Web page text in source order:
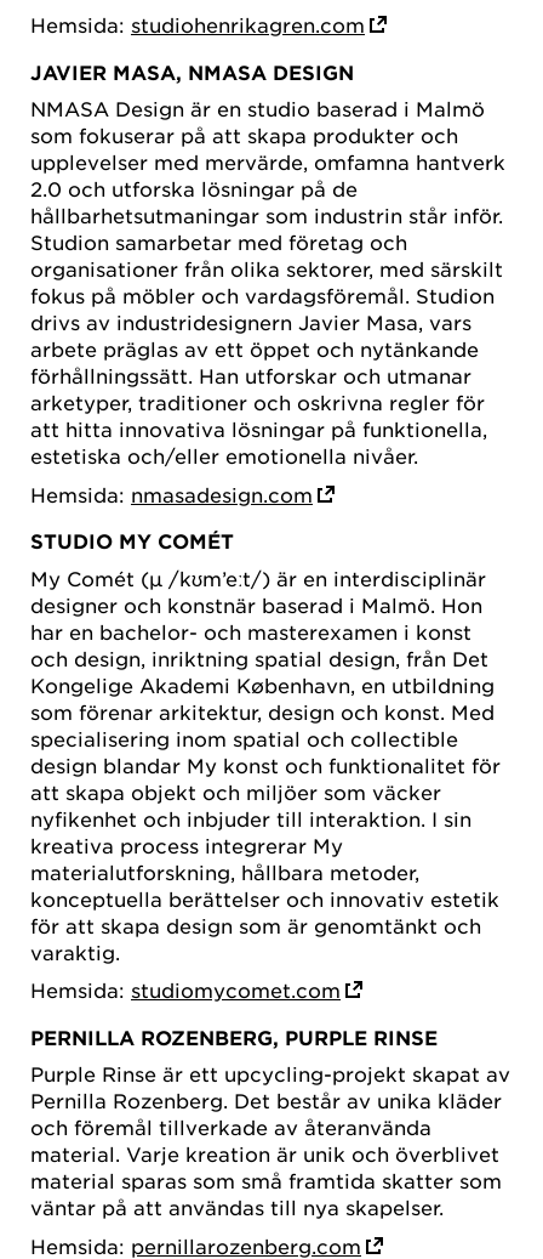
Hemsida: studiohenrikagren.com
JAVIER MASA, NMASA DESIGN
NMASA Design är en studio baserad i Malmö
som fokuserar på att skapa produkter och
upplevelser med mervärde, omfamna hantverk
2.0 och utforska lösningar på de
hållbarhetsutmaningar som industrin står inför.
Studion samarbetar med företag och
organisationer från olika sektorer, med särskilt
fokus på möbler och vardagsföremål. Studion
drivs av industridesignern Javier Masa, vars
arbete präglas av ett öppet och nytänkande
förhållningssätt. Han utforskar och utmanar
arketyper, traditioner och oskrivna regler för
att hitta innovativa lösningar på funktionella,
estetiska och/eller emotionella nivåer.
Hemsida: nmasadesign.com
STUDIO MY COMÉT
My Comét (μ /kʊm’eːt/) är en interdisciplinär
designer och konstnär baserad i Malmö. Hon
har en bachelor- och masterexamen i konst
och design, inriktning spatial design, från Det
Kongelige Akademi København, en utbildning
som förenar arkitektur, design och konst. Med
specialisering inom spatial och collectible
design blandar My konst och funktionalitet för
att skapa objekt och miljöer som väcker
nyfikenhet och inbjuder till interaktion. I sin
kreativa process integrerar My
materialutforskning, hållbara metoder,
konceptuella berättelser och innovativ estetik
för att skapa design som är genomtänkt och
varaktig.
Hemsida: studiomycomet.com
PERNILLA ROZENBERG, PURPLE RINSE
Purple Rinse är ett upcycling-projekt skapat av
Pernilla Rozenberg. Det består av unika kläder
och föremål tillverkade av återanvända
material. Varje kreation är unik och överblivet
material sparas som små framtida skatter som
väntar på att användas till nya skapelser.
Hemsida: pernillarozenberg.com